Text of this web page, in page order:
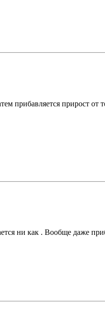
прибавляется прирост от
ни как . Вообще даже